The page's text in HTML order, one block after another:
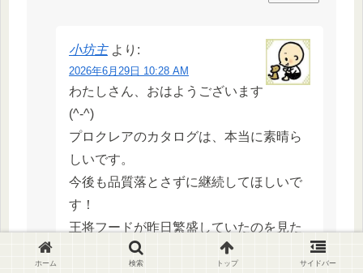
小坊主 より:
2026年6月29日 10:28 AM
わたしさん、おはようございます
(^-^)
プロクレアのカタログは、本当に素晴ら
しいです。
今後も品質落とさずに継続してほしいで
す！
王将フードが昨日繁盛していたのを見た
ホーム 検索 トップ サイドバー